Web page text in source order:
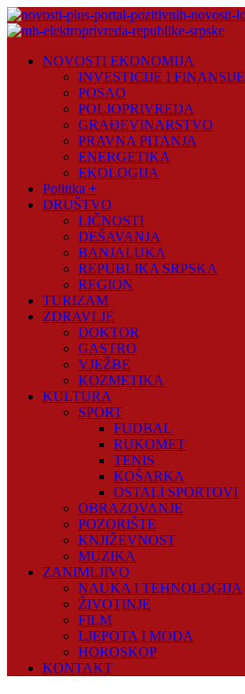
Skip
to
Plus
NOVOSTI EKONOMIJA
INVESTICIJE I FINANSIJE
POSAO
POLJOPRIVREDA
GRAĐEVINARSTVO
PRAVNA PITANJA
ENERGETIKA
EKOLOGIJA
Politika +
DRUŠTVO
LIČNOSTI
DEŠAVANJA
BANJALUKA
REPUBLIKA SRPSKA
REGION
TURIZAM
ZDRAVLJE
DOKTOR
GASTRO
VJEŽBE
KOZMETIKA
KULTURA
SPORT
FUDBAL
RUKOMET
TENIS
KOŠARKA
OSTALI SPORTOVI
OBRAZOVANJE
POZORIŠTE
KNJIŽEVNOST
MUZIKA
ZANIMLJIVO
NAUKA I TEHNOLOGIJA
ŽIVOTINJE
FILM
LJEPOTA I MODA
HOROSKOP
KONTAKT